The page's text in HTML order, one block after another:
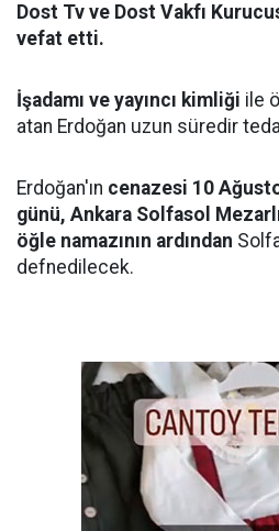
Dost Tv ve Dost Vakfı
vefat etti.
İşadamı ve yayıncı kimliği ile
atan Erdoğan uzun süredir
Erdoğan'ın cenazesi 10
günü, Ankara Solfasol
öğle namazının ardından
defnedilecek.